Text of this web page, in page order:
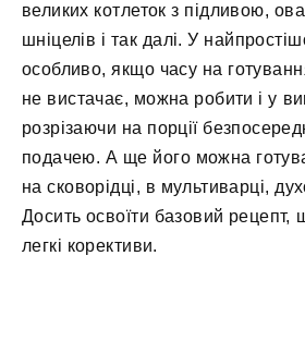
великих котлеток з підливою,
шніцелів і так далі. У
особливо, якщо часу на
не вистачає, можна робити і у
розрізаючи на порції
подачею. А ще його можна
на сковорідці, в мультиварці,
Досить освоїти базовий рецепт,
легкі корективи.